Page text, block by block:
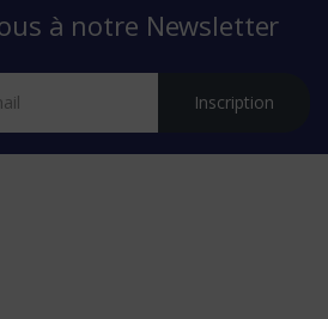
à notre Newsletter
Inscription